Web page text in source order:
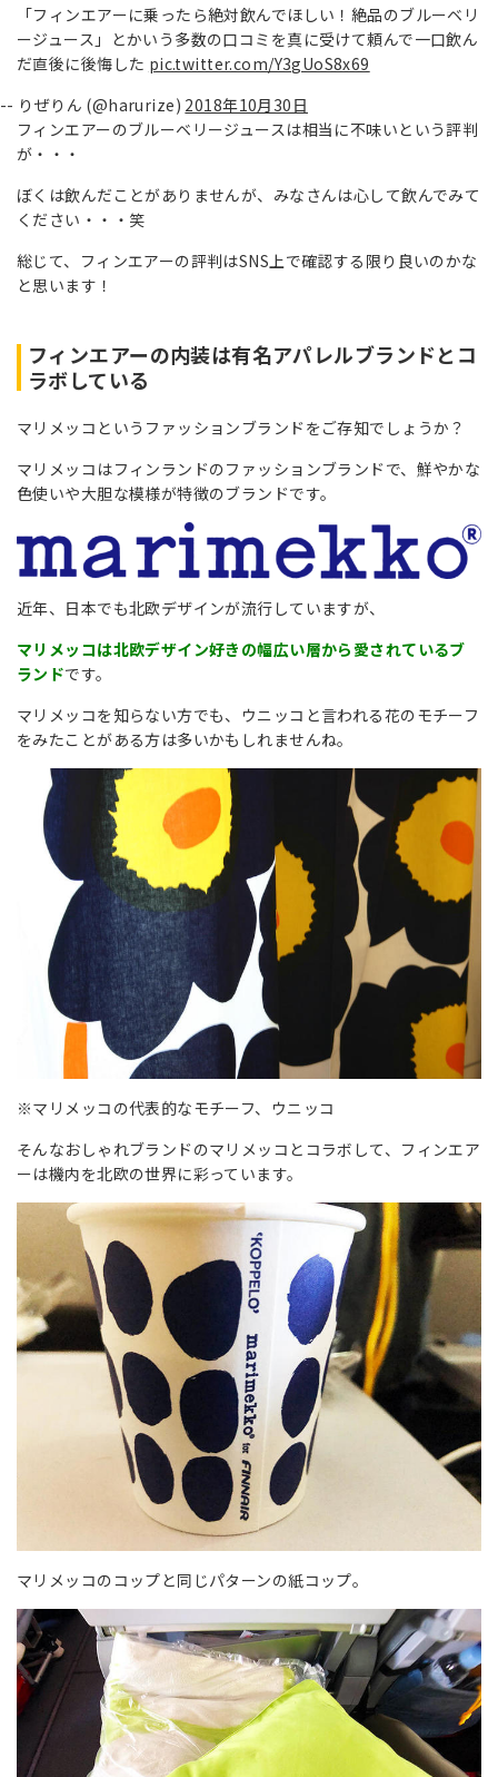
「フィンエアーに乗ったら絶対飲んでほしい！絶品のブルーベリ
ージュース」とかいう多数の口コミを真に受けて頼んで一口飲ん
だ直後に後悔した pic.twitter.com/Y3gUoS8x69
-- りぜりん (@harurize) 2018年10月30日
フィンエアーのブルーベリージュースは相当に不味いという評判
が・・・
ぼくは飲んだことがありませんが、みなさんは心して飲んでみて
ください・・・笑
総じて、フィンエアーの評判はSNS上で確認する限り良いのかな
と思います！
フィンエアーの内装は有名アパレルブランドとコ
ラボしている
マリメッコというファッションブランドをご存知でしょうか？
マリメッコはフィンランドのファッションブランドで、鮮やかな
色使いや大胆な模様が特徴のブランドです。
近年、日本でも北欧デザインが流行していますが、
マリメッコは北欧デザイン好きの幅広い層から愛されているブ
ランドです。
マリメッコを知らない方でも、ウニッコと言われる花のモチーフ
をみたことがある方は多いかもしれませんね。
※マリメッコの代表的なモチーフ、ウニッコ
そんなおしゃれブランドのマリメッコとコラボして、フィンエア
ーは機内を北欧の世界に彩っています。
マリメッコのコップと同じパターンの紙コップ。